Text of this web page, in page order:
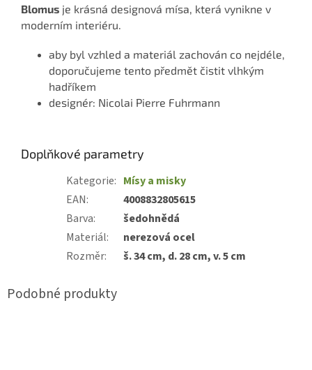
Blomus je krásná designová mísa, která vynikne v
moderním interiéru.
aby byl vzhled a materiál zachován co nejdéle,
doporučujeme tento předmět čistit vlhkým
hadříkem
designér: Nicolai Pierre Fuhrmann
Doplňkové parametry
Kategorie: Mísy a misky
EAN:
4008832805615
Barva:
šedohnědá
Materiál:
nerezová ocel
Rozměr: š. 34 cm, d. 28 cm, v. 5 cm